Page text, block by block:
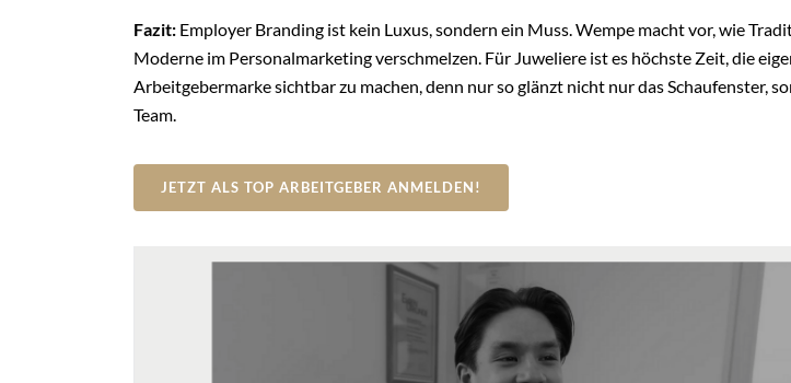
Fazit: Employer Branding ist kein Luxus, sondern ein Muss. Wempe macht vor, wie
Moderne im Personalmarketing verschmelzen. Für Juweliere ist es höchste Zeit, die
Arbeitgebermarke sichtbar zu machen, denn nur so glänzt nicht nur das Schaufenster,
Team.
JETZT ALS TOP ARBEITGEBER ANMELDEN!